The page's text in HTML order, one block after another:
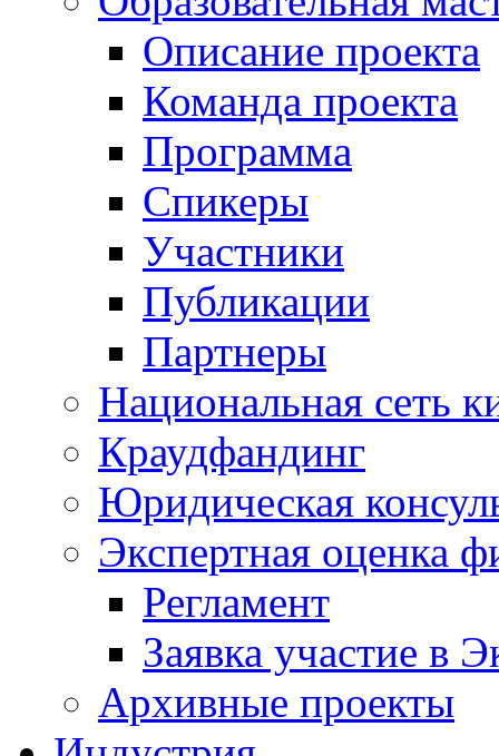
Описание проекта
Команда проекта
Программа
Спикеры
Участники
Публикации
Партнеры
Национальная сеть
Краудфандинг
Юридическая
Экспертная оценка
Регламент
Заявка участие в
Архивные проекты